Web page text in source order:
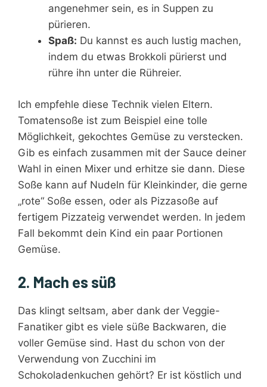
angenehmer sein, es in Suppen zu
pürieren.
Spaß: Du kannst es auch lustig machen,
indem du etwas Brokkoli pürierst und
rühre ihn unter die Rühreier.
Ich empfehle diese Technik vielen Eltern.
Tomatensoße ist zum Beispiel eine tolle
Möglichkeit, gekochtes Gemüse zu verstecken.
Gib es einfach zusammen mit der Sauce deiner
Wahl in einen Mixer und erhitze sie dann. Diese
Soße kann auf Nudeln für Kleinkinder, die gerne
„rote“ Soße essen, oder als Pizzasoße auf
fertigem Pizzateig verwendet werden. In jedem
Fall bekommt dein Kind ein paar Portionen
Gemüse.
2. Mach es süß
Das klingt seltsam, aber dank der Veggie-
Fanatiker gibt es viele süße Backwaren, die
voller Gemüse sind. Hast du schon von der
Verwendung von Zucchini im
Schokoladenkuchen gehört? Er ist köstlich und